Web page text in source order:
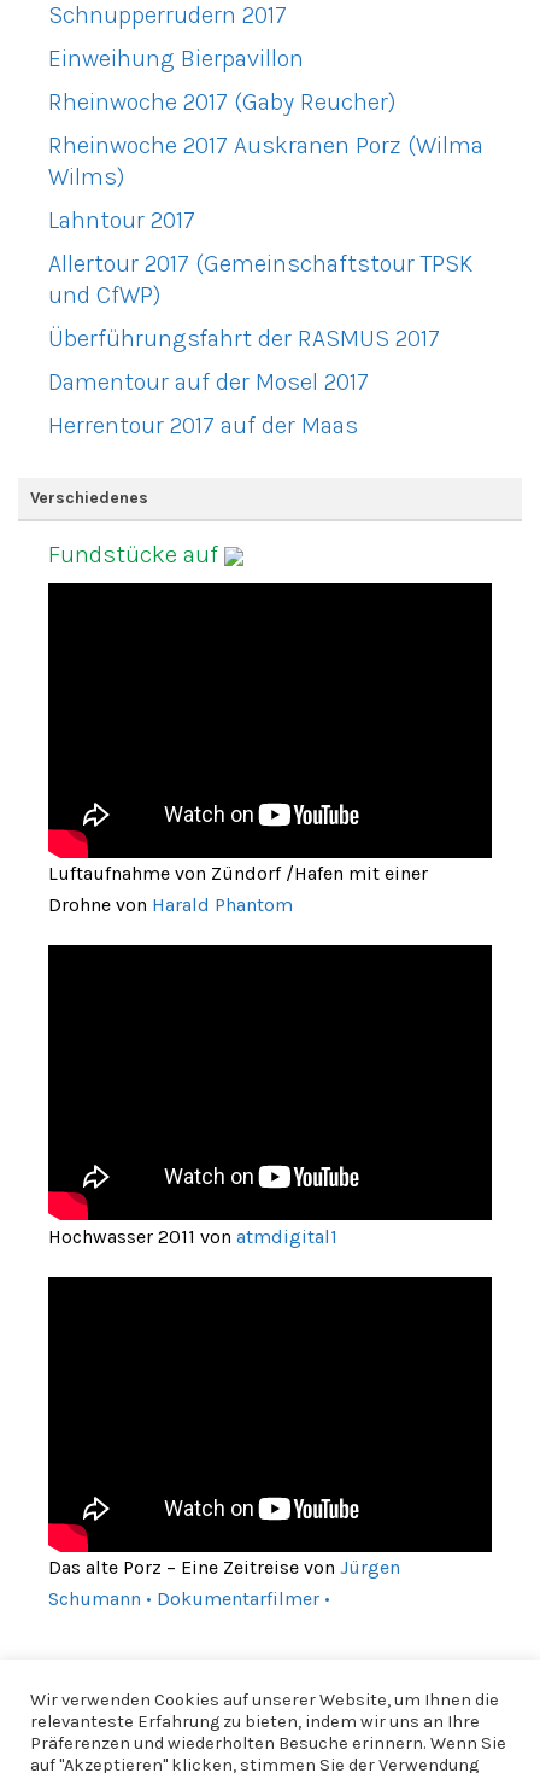
Schnupperrudern 2017
Einweihung Bierpavillon
Rheinwoche 2017 (Gaby Reucher)
Rheinwoche 2017 Auskranen Porz (Wilma
Wilms)
Lahntour 2017
Allertour 2017 (Gemeinschaftstour TPSK
und CfWP)
Überführungsfahrt der RASMUS 2017
Damentour auf der Mosel 2017
Herrentour 2017 auf der Maas
Verschiedenes
Fundstücke auf
Luftaufnahme von Zündorf /Hafen mit einer
Drohne von Harald Phantom
Hochwasser 2011 von atmdigital1
Das alte Porz – Eine Zeitreise von Jürgen
Schumann • Dokumentarfilmer •
Wir verwenden Cookies auf unserer Website, um Ihnen die
relevanteste Erfahrung zu bieten, indem wir uns an Ihre
Präferenzen und wiederholten Besuche erinnern. Wenn Sie
auf "Akzeptieren" klicken, stimmen Sie der Verwendung